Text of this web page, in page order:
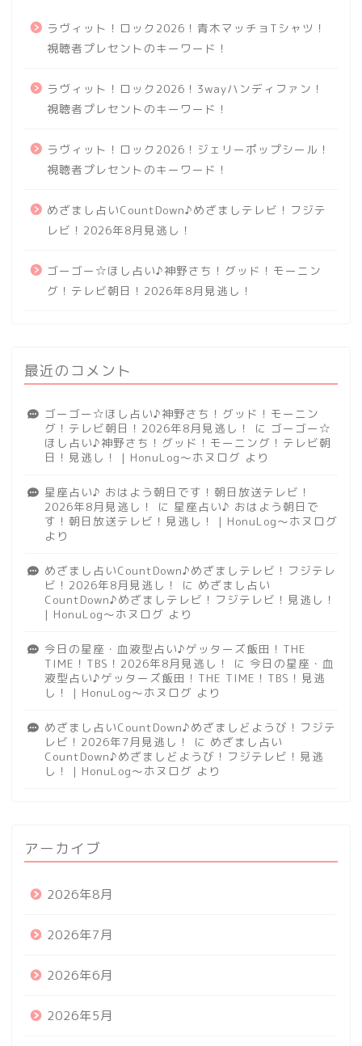
ラヴィット！ロック2026！青木マッチョTシャツ！
視聴者プレセントのキーワード！
ラヴィット！ロック2026！3wayハンディファン！
視聴者プレセントのキーワード！
ラヴィット！ロック2026！ジェリーポップシール！
視聴者プレセントのキーワード！
めざまし占いCountDown♪めざましテレビ！フジテ
レビ！2026年8月見逃し！
ゴーゴー☆ほし占い♪神野さち！グッド！モーニン
グ！テレビ朝日！2026年8月見逃し！
最近のコメント
ゴーゴー☆ほし占い♪神野さち！グッド！モーニン
グ！テレビ朝日！2026年8月見逃し！
に ゴーゴー☆
ほし占い♪神野さち！グッド！モーニング！テレビ朝
日！見逃し！ | HonuLog～ホヌログ より
星座占い♪ おはよう朝日です！朝日放送テレビ！
2026年8月見逃し！
に 星座占い♪ おはよう朝日で
す！朝日放送テレビ！見逃し！ | HonuLog～ホヌログ
より
めざまし占いCountDown♪めざましテレビ！フジテレ
ビ！2026年8月見逃し！
に めざまし占い
CountDown♪めざましテレビ！フジテレビ！見逃し！
| HonuLog～ホヌログ より
今日の星座・血液型占い♪ゲッターズ飯田！THE
TIME！TBS！2026年8月見逃し！
に 今日の星座・血
液型占い♪ゲッターズ飯田！THE TIME！TBS！見逃
し！ | HonuLog～ホヌログ より
めざまし占いCountDown♪めざましどようび！フジテ
レビ！2026年7月見逃し！
に めざまし占い
CountDown♪めざましどようび！フジテレビ！見逃
し！ | HonuLog～ホヌログ より
アーカイブ
2026年8月
2026年7月
2026年6月
2026年5月